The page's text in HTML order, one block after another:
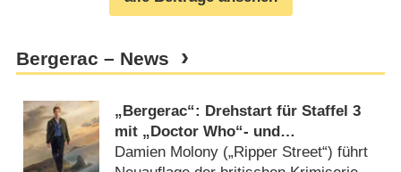
Bergerac – News
„Bergerac“: Drehstart für Staffel 3
mit „Doctor Who“- und
„Grantchester“-Stars als
Damien Molony („Ripper Street“) führt